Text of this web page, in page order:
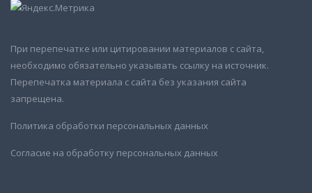
При перепечатке или цитировании материалов с сайта,
необходимо обязательно указывать ссылку на источник.
Перепечатка материала с сайта без указания сайта
запрещена.
Политика обработки персональных данных
Согласие на обработку персональных данных